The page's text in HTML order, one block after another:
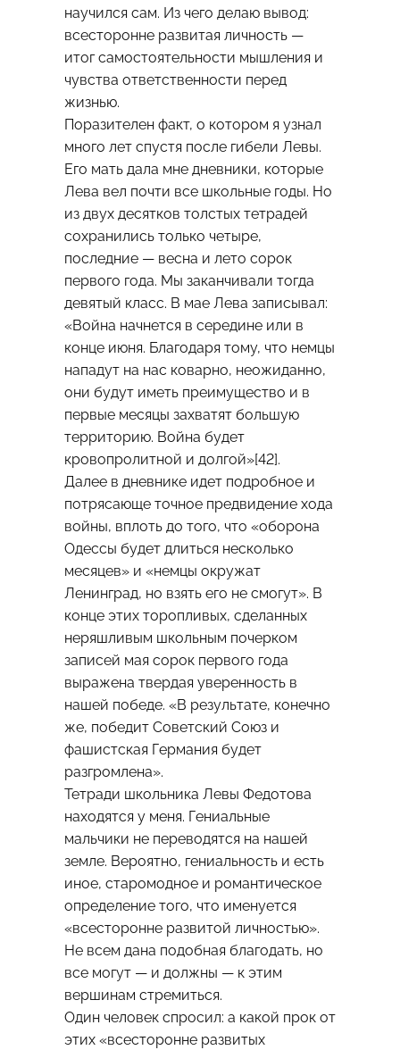
научился сам. Из чего делаю вывод:
всесторонне развитая личность —
итог самостоятельности мышления и
чувства ответственности перед
жизнью.
Поразителен факт, о котором я узнал
много лет спустя после гибели Левы.
Его мать дала мне дневники, которые
Лева вел почти все школьные годы. Но
из двух десятков толстых тетрадей
сохранились только четыре,
последние — весна и лето сорок
первого года. Мы заканчивали тогда
девятый класс. В мае Лева записывал:
«Война начнется в середине или в
конце июня. Благодаря тому, что немцы
нападут на нас коварно, неожиданно,
они будут иметь преимущество и в
первые месяцы захватят большую
территорию. Война будет
кровопролитной и долгой»[42].
Далее в дневнике идет подробное и
потрясающе точное предвидение хода
войны, вплоть до того, что «оборона
Одессы будет длиться несколько
месяцев» и «немцы окружат
Ленинград, но взять его не смогут». В
конце этих торопливых, сделанных
неряшливым школьным почерком
записей мая сорок первого года
выражена твердая уверенность в
нашей победе. «В результате, конечно
же, победит Советский Союз и
фашистская Германия будет
разгромлена».
Тетради школьника Левы Федотова
находятся у меня. Гениальные
мальчики не переводятся на нашей
земле. Вероятно, гениальность и есть
иное, старомодное и романтическое
определение того, что именуется
«всесторонне развитой личностью».
Не всем дана подобная благодать, но
все могут — и должны — к этим
вершинам стремиться.
Один человек спросил: а какой прок от
этих «всесторонне развитых